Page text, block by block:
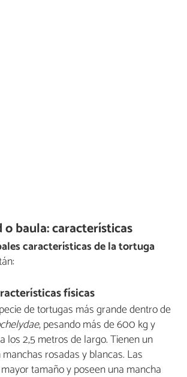
baula: características
características de la tortuga
físicas
de tortugas más grande dentro de
, pesando más de 600 kg y
los 2,5 metros de largo. Tienen un
rosadas y blancas. Las
tamaño y poseen una mancha